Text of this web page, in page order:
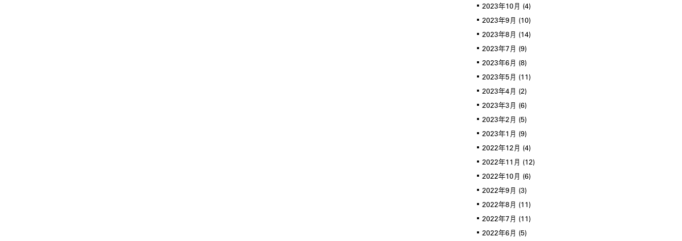
2023年10月 (4)
2023年9月 (10)
2023年8月 (14)
2023年7月 (9)
2023年6月 (8)
2023年5月 (11)
2023年4月 (2)
2023年3月 (6)
2023年2月 (5)
2023年1月 (9)
2022年12月 (4)
2022年11月 (12)
2022年10月 (6)
2022年9月 (3)
2022年8月 (11)
2022年7月 (11)
2022年6月 (5)